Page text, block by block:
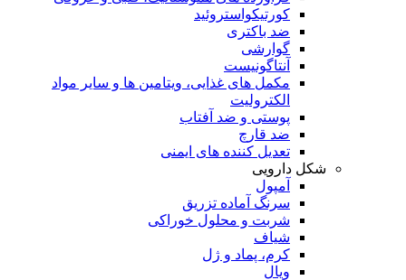
کورتیکواستروئید
ضد باکتری
گوارشی
آنتاگونیست
مکمل های غذایی، ویتامین ها و سایر مواد
الکترولیت
پوستی و ضد آفتاب
ضد قارچ
تعدیل کننده های ایمنی
شکل دارویی
آمپول
سرنگ آماده تزریق
شربت و محلول خوراکی
شیاف
کرم، پماد و ژل
ویال